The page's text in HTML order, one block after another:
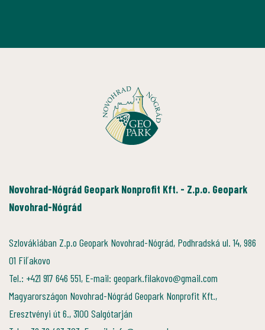
Novohrad-Nógrád Geopark Nonprofit Kft. - Z.p.o. Geopark
Novohrad-Nógrád
Szlovákiában Z.p.o Geopark Novohrad-Nógrád, Podhradská ul. 14, 986
01 Fiľakovo
Tel.: +421 917 646 551, E-mail: geopark.filakovo@gmail.com
Magyarországon Novohrad-Nógrád Geopark Nonprofit Kft.,
Eresztvényi út 6., 3100 Salgótarján